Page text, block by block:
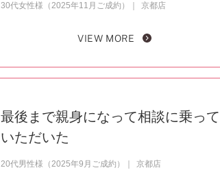
30代女性様（2025年11月ご成約） 京都店
VIEW MORE
最後まで親身になって相談に乗って
いただいた
20代男性様（2025年9月ご成約） 京都店